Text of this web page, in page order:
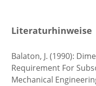
Literaturhinweise
Balaton, J. (1990):
Requirement For
Mechanical